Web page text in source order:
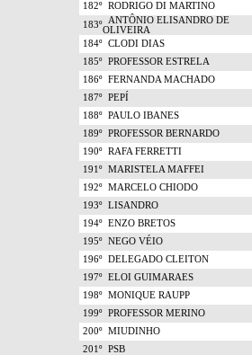
182º RODRIGO DI MARTINO
183º ANTÔNIO ELISANDRO DE
OLIVEIRA
184º CLODI DIAS
185º PROFESSOR ESTRELA
186º FERNANDA MACHADO
187º PEPÍ
188º PAULO IBANES
189º PROFESSOR BERNARDO
190º RAFA FERRETTI
191º MARISTELA MAFFEI
192º MARCELO CHIODO
193º LISANDRO
194º ENZO BRETOS
195º NEGO VÉIO
196º DELEGADO CLEITON
197º ELOI GUIMARAES
198º MONIQUE RAUPP
199º PROFESSOR MERINO
200º MIUDINHO
201º PSB